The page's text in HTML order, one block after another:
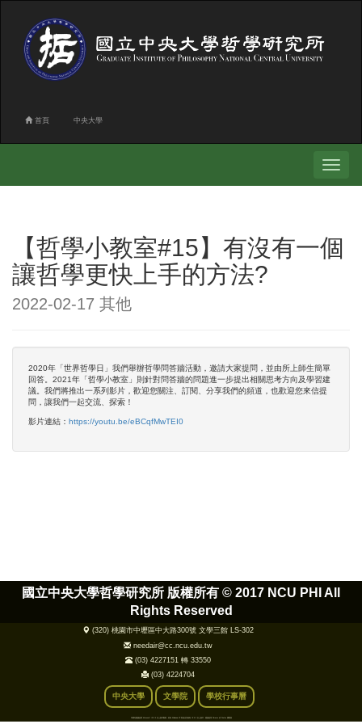
首頁 中央大學
Toggle
【哲學小教室#15】有沒有一個
讓哲學更快上手的方法?
2022-02-17 其他
2020年「世界哲學日」我們舉辦哲學問答牆活動，邀請大家提問，並由所上師生簡單
回答。2021年「哲學小教室」則針對問答牆的問題進一步提出相關思考方向及學習建
議。我們將推出一系列影片，歡迎您關注、訂閱、分享我們的頻道，也歡迎您來信提
問，讓我們一起交流、探索！
影片連結： https://youtu.be/eBCqfMwTEI0
國立中央大學哲學研究所 版權所有 © 2017 NCU PHI All
Rights Reserved
(320) 桃園市中壢區中大路300號 文學三館 LS-302
needair@cc.ncu.edu.tw
(03) 4227151 轉 33550
(03) 4224704
中央大學 文學院 學校行事曆
本網站建議使用 Microsoft IE 9.0 以上版本觀看，若為 Windows XP 則無法升級為 IE 9.0 以上版本，建議使用 Chrome 或 Firefox 瀏覽器